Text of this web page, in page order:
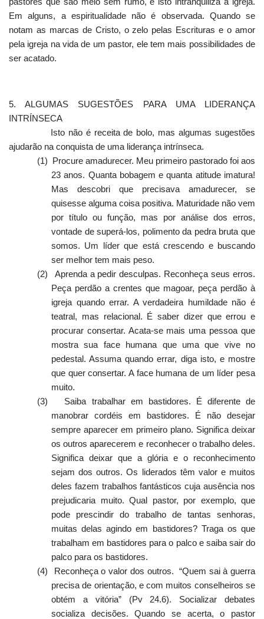
Em alguns, a espiritualidade não é observada. Quando se
notam as marcas de Cristo, o zelo pelas Escrituras e o amor
pela igreja na vida de um pastor, ele tem mais possibilidades de
ser acatado.
5. ALGUMAS SUGESTÕES PARA UMA LIDERANÇA
INTRÍNSECA
Isto não é receita de bolo, mas algumas sugestões
ajudarão na conquista de uma liderança intrínseca.
(1) Procure amadurecer. Meu primeiro pastorado foi aos
23 anos. Quanta bobagem e quanta atitude imatura!
Mas descobri que precisava amadurecer, se
quisesse alguma coisa positiva. Maturidade não vem
por título ou função, mas por análise dos erros,
vontade de superá-los, polimento da pedra bruta que
somos. Um líder que está crescendo e buscando
ser melhor tem mais peso.
(2)
Aprenda a pedir desculpas. Reconheça seus erros.
Peça perdão a crentes que magoar, peça perdão à
igreja quando errar. A verdadeira humildade não é
teatral, mas relacional. É saber dizer que errou e
procurar consertar. Acata-se mais uma pessoa que
mostra sua face humana que uma que vive no
pedestal. Assuma quando errar, diga isto, e mostre
que quer consertar. A face humana de um líder pesa
muito.
(3)
Saiba trabalhar em bastidores. É diferente de
manobrar cordéis em bastidores. É não desejar
sempre aparecer em primeiro plano. Significa deixar
os outros aparecerem e reconhecer o trabalho deles.
Significa deixar que a glória e o reconhecimento
sejam dos outros. Os liderados têm valor e muitos
deles fazem trabalhos fantásticos cuja ausência nos
prejudicaria muito. Qual pastor, por exemplo, que
pode prescindir do trabalho de tantas senhoras,
muitas delas agindo em bastidores? Traga os que
trabalham em bastidores para o palco e saiba sair do
palco para os bastidores.
(4)
Reconheça o valor dos outros. “Quem sai à guerra
precisa de orientação, e com muitos conselheiros se
obtém a vitória” (Pv 24.6). Socializar debates
socializa decisões. Quando se acerta, o pastor